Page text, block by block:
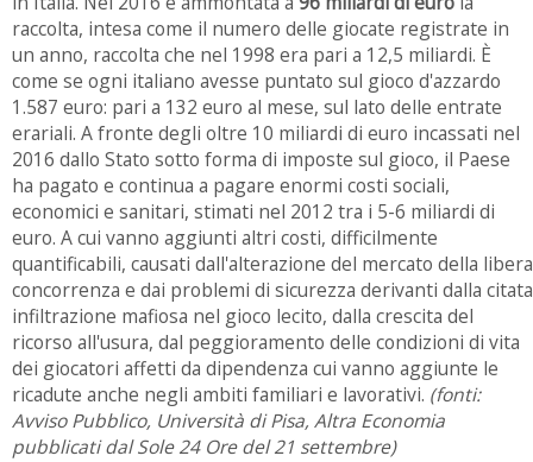
raccolta, intesa come il numero delle giocate registrate in
un anno, raccolta che nel 1998 era pari a 12,5 miliardi. È
come se ogni italiano avesse puntato sul gioco d'azzardo
1.587 euro: pari a 132 euro al mese, sul lato delle entrate
erariali. A fronte degli oltre 10 miliardi di euro incassati nel
2016 dallo Stato sotto forma di imposte sul gioco, il Paese
ha pagato e continua a pagare enormi costi sociali,
economici e sanitari, stimati nel 2012 tra i 5-6 miliardi di
euro. A cui vanno aggiunti altri costi, difficilmente
quantificabili, causati dall'alterazione del mercato della libera
concorrenza e dai problemi di sicurezza derivanti dalla citata
infiltrazione mafiosa nel gioco lecito, dalla crescita del
ricorso all'usura, dal peggioramento delle condizioni di vita
dei giocatori affetti da dipendenza cui vanno aggiunte le
ricadute anche negli ambiti familiari e lavorativi. (fonti:
Avviso Pubblico, Università di Pisa, Altra Economia
pubblicati dal Sole 24 Ore del 21 settembre)